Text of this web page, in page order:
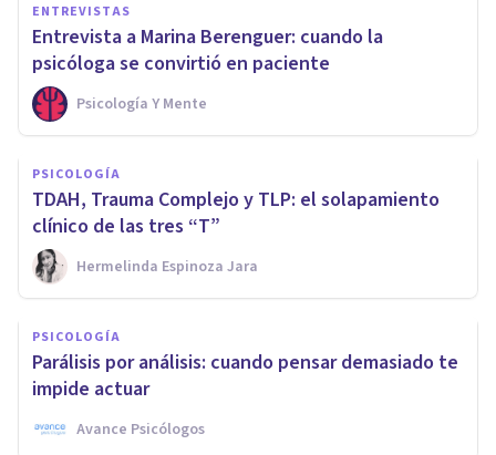
ENTREVISTAS
Entrevista a Marina Berenguer: cuando la
psicóloga se convirtió en paciente
Psicología Y Mente
PSICOLOGÍA
TDAH, Trauma Complejo y TLP: el solapamiento
clínico de las tres “T”
Hermelinda Espinoza Jara
PSICOLOGÍA
Parálisis por análisis: cuando pensar demasiado te
impide actuar
Avance Psicólogos